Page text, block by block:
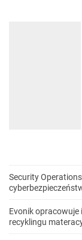
Security
Evonik
recyklingu